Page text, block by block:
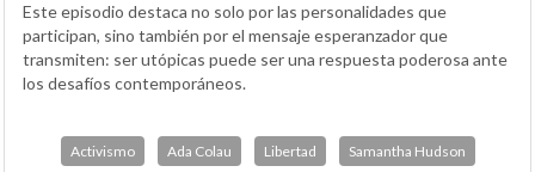
Este episodio destaca no solo por las personalidades que
participan, sino también por el mensaje esperanzador que
transmiten: ser utópicas puede ser una respuesta poderosa ante
los desafíos contemporáneos.
Activismo Ada Colau Libertad Samantha Hudson